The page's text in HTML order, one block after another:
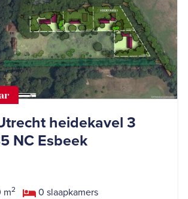
heidekavel 3
NC Esbeek
m2 0 slaapkamers